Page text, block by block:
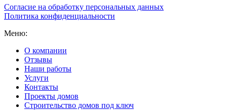
Согласие на обработку персональных данных
Политика конфиденциальности
Меню:
О компании
Отзывы
Наши работы
Услуги
Контакты
Проекты домов
Строительство домов под ключ